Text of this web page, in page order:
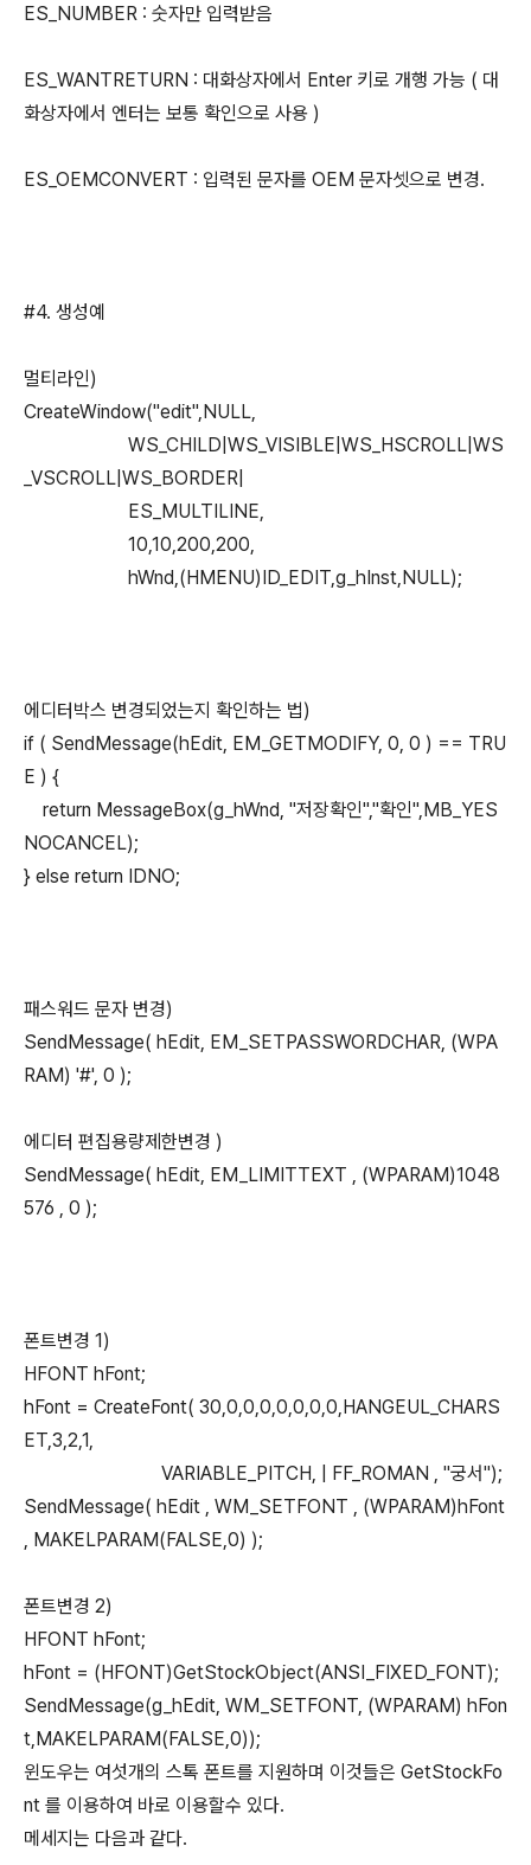
ES_NUMBER : 숫자만 입력받음
ES_WANTRETURN : 대화상자에서 Enter 키로 개행 가능 ( 대
화상자에서 엔터는 보통 확인으로 사용 )
ES_OEMCONVERT : 입력된 문자를 OEM 문자셋으로 변경.
#4. 생성예
멀티라인)
CreateWindow("edit",NULL,
WS_CHILD|WS_VISIBLE|WS_HSCROLL|WS
_VSCROLL|WS_BORDER|
ES_MULTILINE,
10,10,200,200,
hWnd,(HMENU)ID_EDIT,g_hInst,NULL);
에디터박스 변경되었는지 확인하는 법)
if ( SendMessage(hEdit, EM_GETMODIFY, 0, 0 ) == TRU
E ) {
return MessageBox(g_hWnd, "저장확인","확인",MB_YES
NOCANCEL);
} else return IDNO;
패스워드 문자 변경)
SendMessage( hEdit, EM_SETPASSWORDCHAR, (WPA
RAM) '#', 0 );
에디터 편집용량제한변경 )
SendMessage( hEdit, EM_LIMITTEXT , (WPARAM)1048
576 , 0 );
폰트변경 1)
HFONT hFont;
hFont = CreateFont( 30,0,0,0,0,0,0,0,HANGEUL_CHARS
ET,3,2,1,
VARIABLE_PITCH, | FF_ROMAN , "궁서");
SendMessage( hEdit , WM_SETFONT , (WPARAM)hFont
, MAKELPARAM(FALSE,0) );
폰트변경 2)
HFONT hFont;
hFont = (HFONT)GetStockObject(ANSI_FIXED_FONT);
SendMessage(g_hEdit, WM_SETFONT, (WPARAM) hFon
t,MAKELPARAM(FALSE,0));
윈도우는 여섯개의 스톡 폰트를 지원하며 이것들은 GetStockFo
nt 를 이용하여 바로 이용할수 있다.
메세지는 다음과 같다.